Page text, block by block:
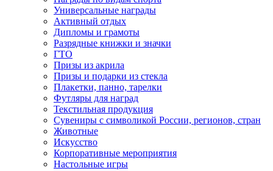
Универсальные награды
Активный отдых
Дипломы и грамоты
Разрядные книжки и значки
ГТО
Призы из акрила
Призы и подарки из стекла
Плакетки, панно, тарелки
Футляры для наград
Текстильная продукция
Сувениры с символикой России, регионов, стран
Животные
Искусство
Корпоративные мероприятия
Настольные игры